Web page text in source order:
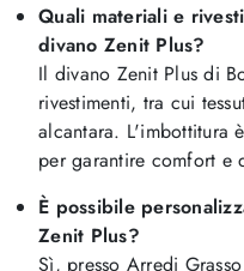
Quali materiali e
divano Zenit Plus?
Il divano Zenit Plus di
rivestimenti, tra cui
alcantara. L'imbottitura
per garantire comfort e
È possibile
Zenit Plus?
Sì, presso Arredi